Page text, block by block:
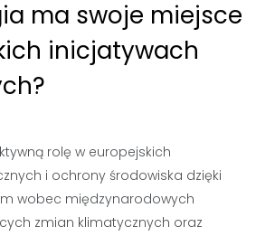
ma swoje miejsce
inicjatywach
rolę w europejskich
i ochrony środowiska dzięki
wobec międzynarodowych
zmian klimatycznych oraz